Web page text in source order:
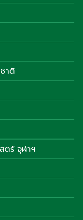
าติ
ร์ จุฬาฯ